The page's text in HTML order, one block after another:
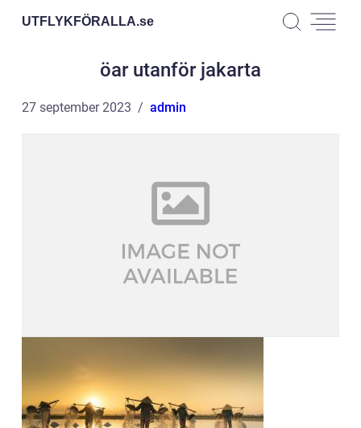
UTFLYKFÖRALLA.se
öar utanför jakarta
27 september 2023 admin